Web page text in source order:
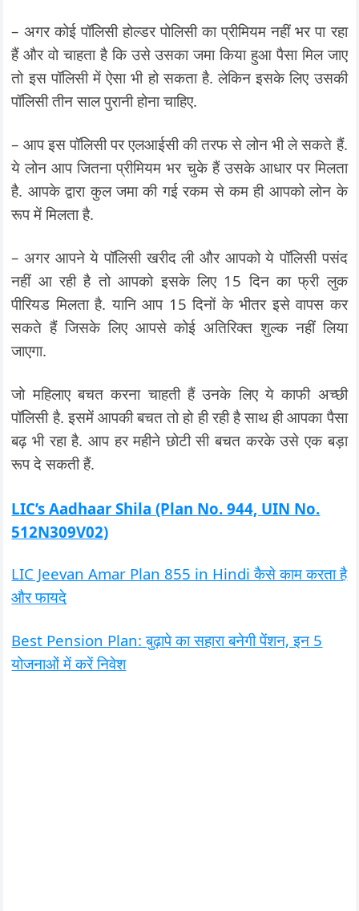
– अगर कोई पॉलिसी होल्डर पोलिसी का प्रीमियम नहीं भर पा रहा
हैं और वो चाहता है कि उसे उसका जमा किया हुआ पैसा मिल जाए
तो इस पॉलिसी में ऐसा भी हो सकता है. लेकिन इसके लिए उसकी
पॉलिसी तीन साल पुरानी होना चाहिए.
– आप इस पॉलिसी पर एलआईसी की तरफ से लोन भी ले सकते हैं.
ये लोन आप जितना प्रीमियम भर चुके हैं उसके आधार पर मिलता
है. आपके द्वारा कुल जमा की गई रकम से कम ही आपको लोन के
रूप में मिलता है.
– अगर आपने ये पॉलिसी खरीद ली और आपको ये पॉलिसी पसंद
नहीं आ रही है तो आपको इसके लिए 15 दिन का फ्री लुक
पीरियड मिलता है. यानि आप 15 दिनों के भीतर इसे वापस कर
सकते हैं जिसके लिए आपसे कोई अतिरिक्त शुल्क नहीं लिया
जाएगा.
जो महिलाए बचत करना चाहती हैं उनके लिए ये काफी अच्छी
पॉलिसी है. इसमें आपकी बचत तो हो ही रही है साथ ही आपका पैसा
बढ़ भी रहा है. आप हर महीने छोटी सी बचत करके उसे एक बड़ा
रूप दे सकती हैं.
LIC’s Aadhaar Shila (Plan No. 944, UIN No.
512N309V02)
LIC Jeevan Amar Plan 855 in Hindi कैसे काम करता है
और फायदे
Best Pension Plan: बुढ़ापे का सहारा बनेगी पेंशन, इन 5
योजनाओं में करें निवेश